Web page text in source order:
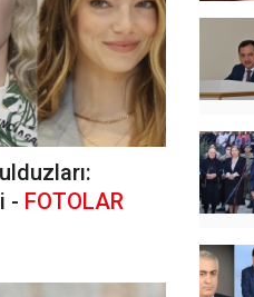
- FOTOLAR